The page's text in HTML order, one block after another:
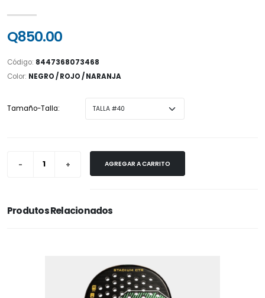
Q850.00
Código: 8447368073468
Color: NEGRO / ROJO / NARANJA
Tamaño-Talla:
AGREGAR A CARRITO
Produtos Relacionados